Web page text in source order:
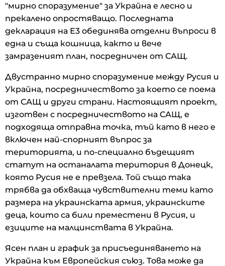
"мирно споразумение" за Украйна е лесно и
прекалено опростяващо. Последната
декларация на Е3 обединява отделни въпроси в
една и съща кошница, както и вече
замразеният план, посредничен от САЩ.
Двустранно мирно споразумение между Русия и
Украйна, посредничеството за което се поема
от САЩ и други страни. Настоящият проект,
изготвен с посредничеството на САЩ, е
подходяща отправна точка, тъй като в него е
включен най-спорният въпрос за
територията, и по-специално бъдещият
статут на останалата територия в Донецк,
която Русия не е превзела. Той също така
трябва да обхваща чувствителни теми като
размера на украинската армия, украинските
деца, които са били преместени в Русия, и
езиците на малцинствата в Украйна.
Ясен план и график за присъединяването на
Украйна към Европейския съюз. Това може да